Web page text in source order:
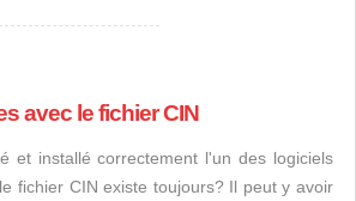
avec le fichier CIN
et installé correctement l'un des logiciels
fichier CIN existe toujours? Il peut y avoir